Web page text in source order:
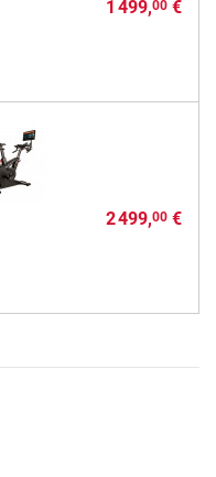
1 499,00€
2 499,00€